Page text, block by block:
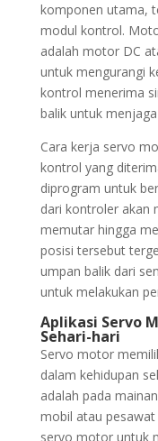
komponen utama,
modul kontrol.
adalah motor DC
untuk mengurangi
kontrol menerima
balik untuk
Cara kerja servo
kontrol yang
diprogram untuk
dari kontroler akan
memutar hingga
posisi tersebut
umpan balik dari
untuk melakukan
Aplikasi Servo
Sehari-hari
Servo motor
dalam kehidupan
adalah pada
mobil atau
servo motor untuk